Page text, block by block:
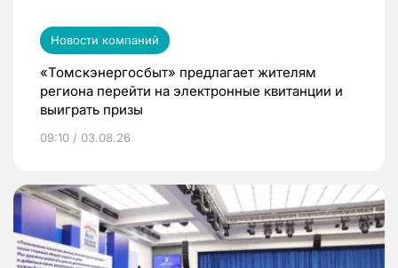
Новости компаний
«Томскэнергосбыт» предлагает жителям
региона перейти на электронные квитанции и
выиграть призы
09:10 / 03.08.26